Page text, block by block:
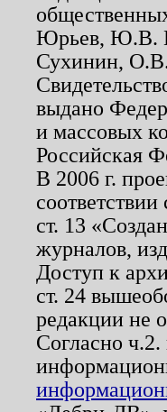
Юрьев, Ю.В.
Сухинин,
выдано
и массовых
Российская
В 2006 г.
соответствии
ст. 13
журналов,
Доступ к
ст. 24
редакции не
Согласно